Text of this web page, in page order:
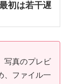
初は若干遅
写真のプレビ
、ファイル一